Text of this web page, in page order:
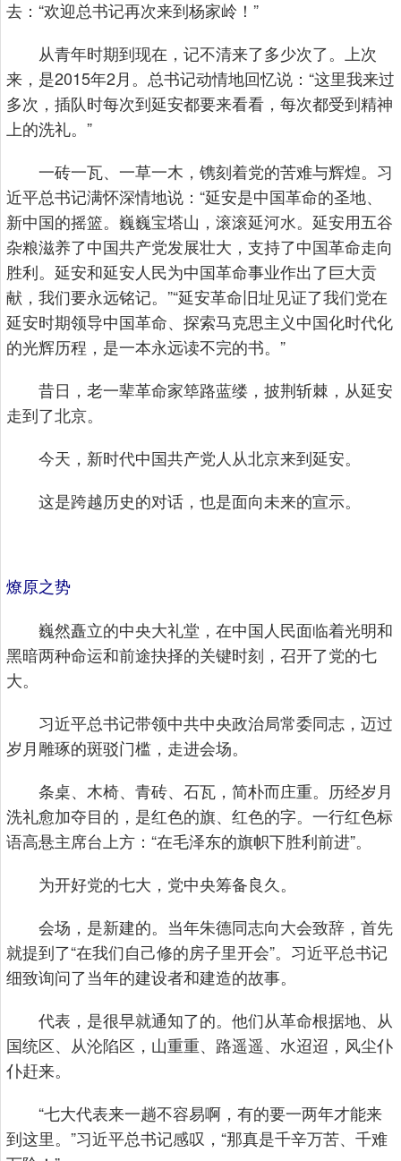
去：“欢迎总书记再次来到杨家岭！”
从青年时期到现在，记不清来了多少次了。上次
来，是2015年2月。总书记动情地回忆说：“这里我来过
多次，插队时每次到延安都要来看看，每次都受到精神
上的洗礼。”
一砖一瓦、一草一木，镌刻着党的苦难与辉煌。习
近平总书记满怀深情地说：“延安是中国革命的圣地、
新中国的摇篮。巍巍宝塔山，滚滚延河水。延安用五谷
杂粮滋养了中国共产党发展壮大，支持了中国革命走向
胜利。延安和延安人民为中国革命事业作出了巨大贡
献，我们要永远铭记。”“延安革命旧址见证了我们党在
延安时期领导中国革命、探索马克思主义中国化时代化
的光辉历程，是一本永远读不完的书。”
昔日，老一辈革命家筚路蓝缕，披荆斩棘，从延安
走到了北京。
今天，新时代中国共产党人从北京来到延安。
这是跨越历史的对话，也是面向未来的宣示。
燎原之势
巍然矗立的中央大礼堂，在中国人民面临着光明和
黑暗两种命运和前途抉择的关键时刻，召开了党的七
大。
习近平总书记带领中共中央政治局常委同志，迈过
岁月雕琢的斑驳门槛，走进会场。
条桌、木椅、青砖、石瓦，简朴而庄重。历经岁月
洗礼愈加夺目的，是红色的旗、红色的字。一行红色标
语高悬主席台上方：“在毛泽东的旗帜下胜利前进”。
为开好党的七大，党中央筹备良久。
会场，是新建的。当年朱德同志向大会致辞，首先
就提到了“在我们自己修的房子里开会”。习近平总书记
细致询问了当年的建设者和建造的故事。
代表，是很早就通知了的。他们从革命根据地、从
国统区、从沦陷区，山重重、路遥遥、水迢迢，风尘仆
仆赶来。
“七大代表来一趟不容易啊，有的要一两年才能来
到这里。”习近平总书记感叹，“那真是千辛万苦、千难